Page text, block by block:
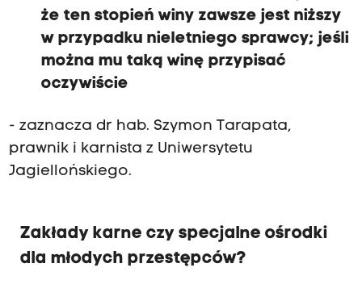
że ten stopień winy zawsze jest niższy
w przypadku nieletniego sprawcy; jeśli
można mu taką winę przypisać
oczywiście
- zaznacza dr hab. Szymon Tarapata,
prawnik i karnista z Uniwersytetu
Jagiellońskiego.
Zakłady karne czy specjalne ośrodki
dla młodych przestępców?